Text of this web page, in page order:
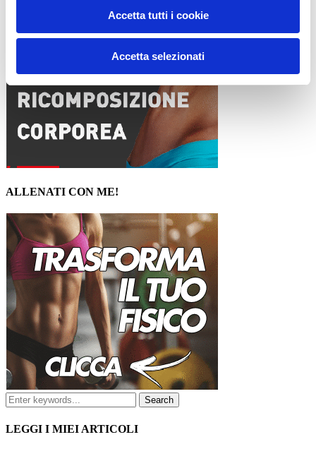
Accetta tutti i cookie
Accetta selezionati
ALLENATI CON ME!
LEGGI I MIEI ARTICOLI